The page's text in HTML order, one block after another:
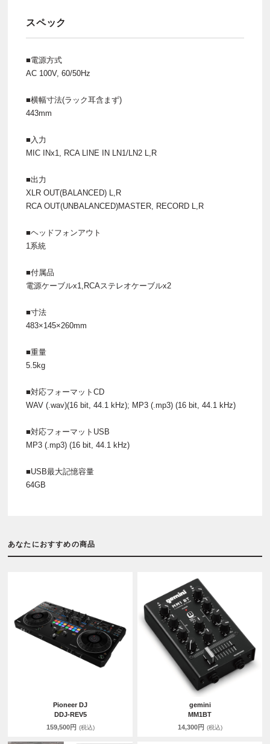
スペック
■電源方式
AC 100V, 60/50Hz
■横幅寸法(ラック耳含まず)
443mm
■入力
MIC INx1, RCA LINE IN LN1/LN2 L,R
■出力
XLR OUT(BALANCED) L,R
RCA OUT(UNBALANCED)MASTER, RECORD L,R
■ヘッドフォンアウト
1系統
■付属品
電源ケーブルx1,RCAステレオケーブルx2
■寸法
483×145×260mm
■重量
5.5kg
■対応フォーマットCD
WAV (.wav)(16 bit, 44.1 kHz); MP3 (.mp3) (16 bit, 44.1 kHz)
■対応フォーマットUSB
MP3 (.mp3) (16 bit, 44.1 kHz)
■USB最大記憶容量
64GB
あなたにおすすめの商品
Pioneer DJ
DDJ-REV5
159,500円 (税込)
gemini
MM1BT
14,300円 (税込)